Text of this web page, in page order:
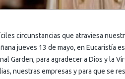
circunstancias que atraviesa
jueves 13 de mayo, en Eucaristía
Garden, para agradecer a Dios y la
nuestras empresas y para que se